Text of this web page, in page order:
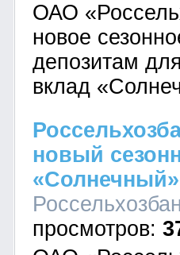
ОАО
новое
депозитам
вклад
новый
«Солнечный»